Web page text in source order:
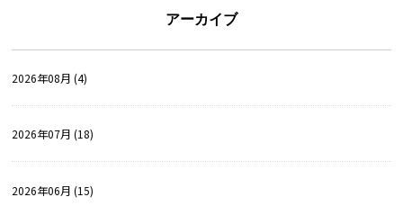
アーカイブ
2026年08月 (4)
2026年07月 (18)
2026年06月 (15)